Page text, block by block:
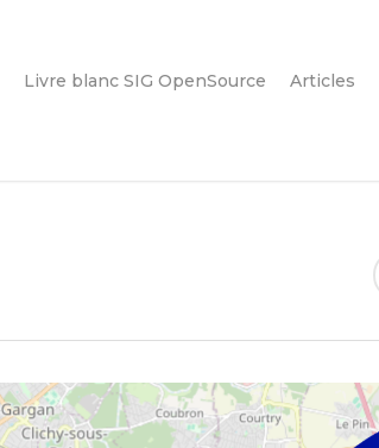
Livre blanc SIG OpenSource Articles